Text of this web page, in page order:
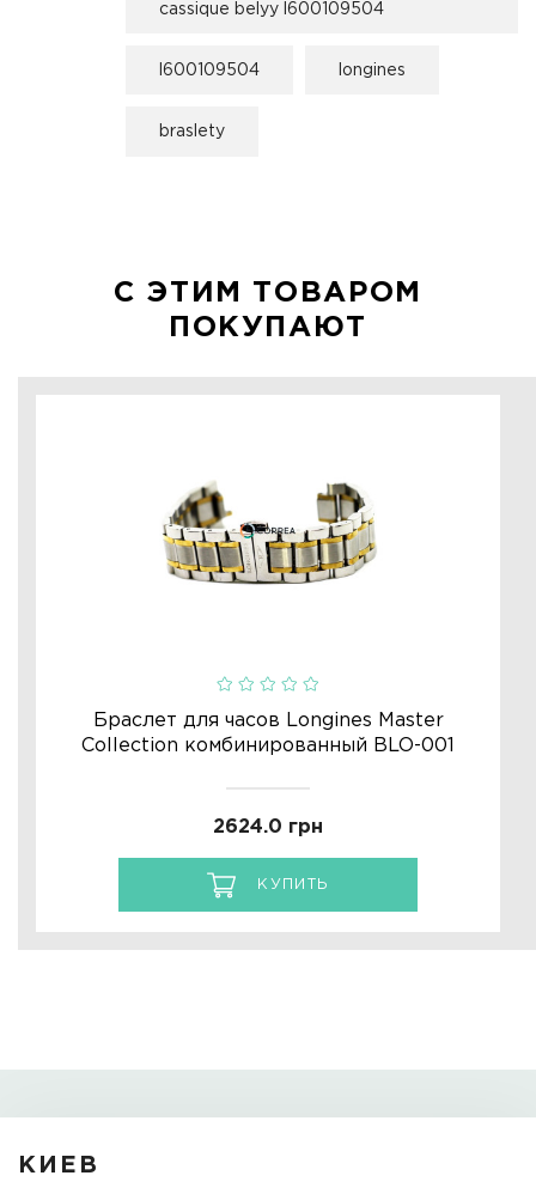
cassique belyy l600109504
l600109504 longines
braslety
С ЭТИМ ТОВАРОМ
ПОКУПАЮТ
Браслет для часов Longines Master
Collection комбинированный BLO-001
2624.0 грн
КУПИТЬ
КИЕВ